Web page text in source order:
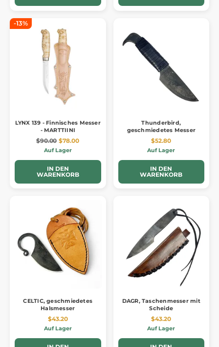
-13%
LYNX 139 - Finnisches Messer
- MARTTIINI
$90.00 $78.00
Auf Lager
IN DEN
WARENKORB
Thunderbird,
geschmiedetes Messer
$52.80
Auf Lager
IN DEN
WARENKORB
CELTIC, geschmiedetes
Halsmesser
$43.20
Auf Lager
DAGR, Taschenmesser mit
Scheide
$43.20
Auf Lager